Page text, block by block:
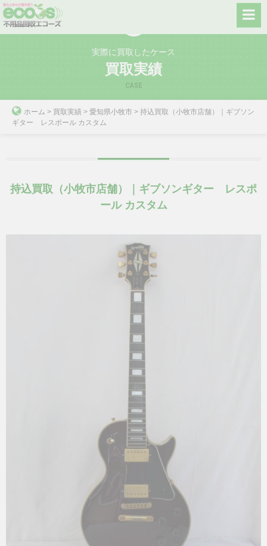
Skip
to
実際に買取したケース
買取実績
CASE
ホーム > 買取実績 > 愛知県小牧市 > 持込買取（小牧市店舗）｜ギブソン
ギター レスポール カスタム
持込買取（小牧市店舗）｜ギブソンギター レスポ
ール カスタム